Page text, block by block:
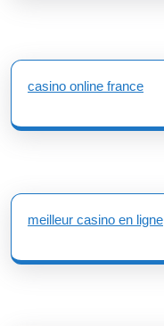
casino online france
meilleur casino en ligne